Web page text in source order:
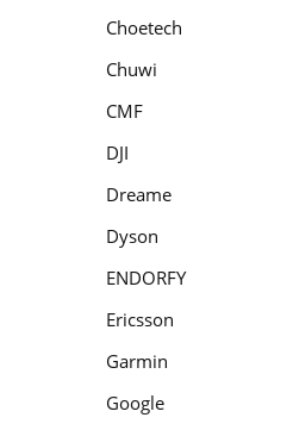
Choetech
Chuwi
CMF
DJI
Dreame
Dyson
ENDORFY
Ericsson
Garmin
Google